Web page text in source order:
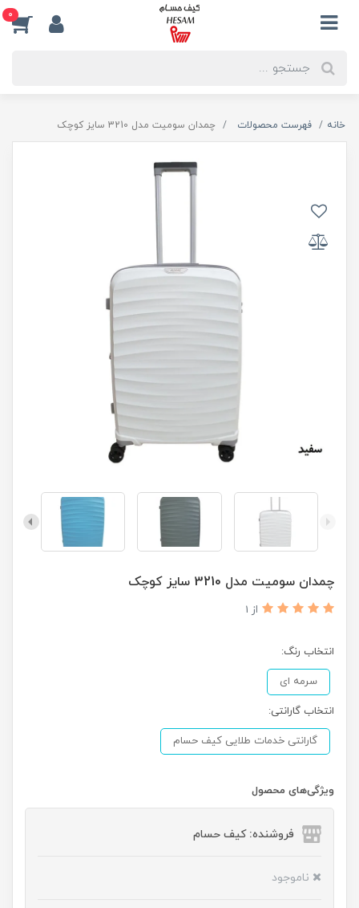
0
خانه فهرست محصولات چمدان سومیت مدل 3210 سایز کوچک
چمدان سومیت مدل 3210 سایز کوچک
از 1
انتخاب رنگ:
سرمه ای
انتخاب گارانتی:
گارانتی خدمات طلایی کیف حسام
ویژگی‌های محصول
فروشنده: کیف حسام
ناموجود